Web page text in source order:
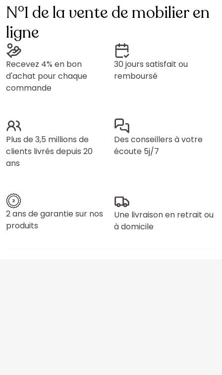
N°1 de la vente de mobilier en
ligne
Recevez 4% en bon
d'achat pour chaque
commande
30 jours satisfait ou
remboursé
Plus de 3,5 millions de
clients livrés depuis 20
ans
Des conseillers à votre
écoute 5j/7
2 ans de garantie sur nos
produits
Une livraison en retrait ou
à domicile